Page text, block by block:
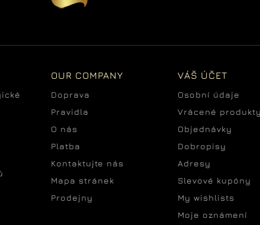
OUR COMPANY
Doprava
Pravidla
O nás
Platba
Kontaktujte nás
Mapa stránek
Prodejny
VÁŠ ÚČET
Osobní údaje
Vrácené produkty
Objednávky
Dobropisy
Adresy
Slevové kupóny
My wishlists
Moje oznámení